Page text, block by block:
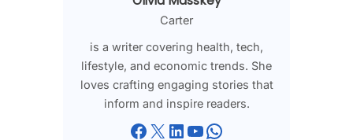
Carter
is a writer covering health, tech,
lifestyle, and economic trends. She
loves crafting engaging stories that
inform and inspire readers.
Facebook X LinkedIn YouTube WhatsApp